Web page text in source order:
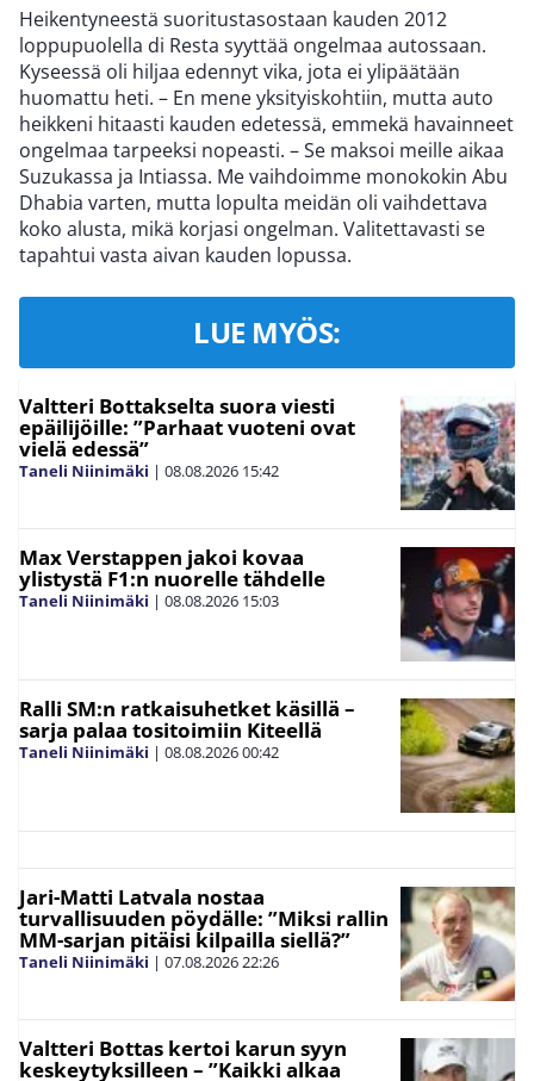
Heikentyneestä suoritustasostaan kauden 2012
loppupuolella di Resta syyttää ongelmaa autossaan.
Kyseessä oli hiljaa edennyt vika, jota ei ylipäätään
huomattu heti. – En mene yksityiskohtiin, mutta auto
heikkeni hitaasti kauden edetessä, emmekä havainneet
ongelmaa tarpeeksi nopeasti. – Se maksoi meille aikaa
Suzukassa ja Intiassa. Me vaihdoimme monokokin Abu
Dhabia varten, mutta lopulta meidän oli vaihdettava
koko alusta, mikä korjasi ongelman. Valitettavasti se
tapahtui vasta aivan kauden lopussa.
LUE MYÖS:
Valtteri Bottakselta suora viesti
epäilijöille: ”Parhaat vuoteni ovat
vielä edessä”
Taneli Niinimäki | 08.08.2026 15:42
Max Verstappen jakoi kovaa
ylistystä F1:n nuorelle tähdelle
Taneli Niinimäki | 08.08.2026 15:03
Ralli SM:n ratkaisuhetket käsillä –
sarja palaa tositoimiin Kiteellä
Taneli Niinimäki | 08.08.202600:42
Jari-Matti Latvala nostaa
turvallisuuden pöydälle: ”Miksi rallin
MM-sarjan pitäisi kilpailla siellä?”
Taneli Niinimäki | 07.08.202622:26
Valtteri Bottas kertoi karun syyn
keskeytyksilleen – ”Kaikki alkaa